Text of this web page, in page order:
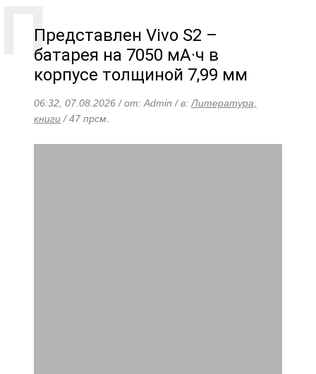
Представлен Vivo S2 –
батарея на 7050 мА·ч в
корпусе толщиной 7,99 мм
06:32, 07.08.2026 / от: Admin / в:Литература,
книги / 47 прсм.